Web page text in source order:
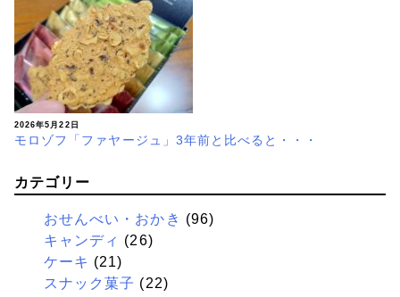
2026年5月22日
モロゾフ「ファヤージュ」3年前と比べると・・・
カテゴリー
おせんべい・おかき (96)
キャンディ (26)
ケーキ (21)
スナック菓子 (22)